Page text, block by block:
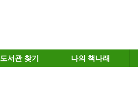
서관 찾기 나의 책나래